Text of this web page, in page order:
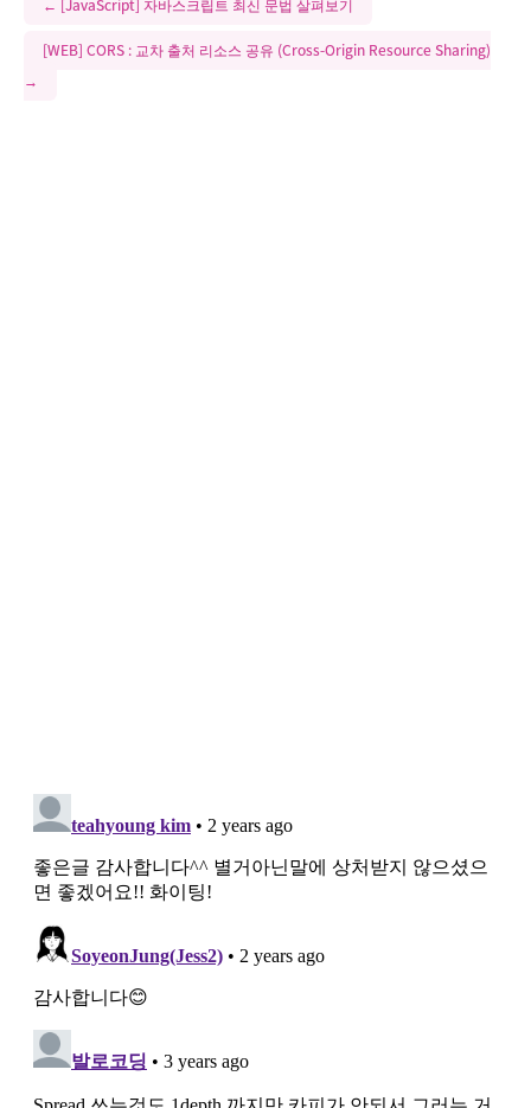
← [JavaScript] 자바스크립트 최신 문법 살펴보기
[WEB] CORS : 교차 출처 리소스 공유 (Cross-Origin Resource Sharing)
→